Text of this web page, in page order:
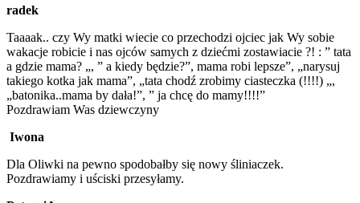
radek
Taaaak.. czy Wy matki wiecie co przechodzi ojciec jak Wy sobie
wakacje robicie i nas ojców samych z dziećmi zostawiacie ?! : ” tata
a gdzie mama? „, ” a kiedy będzie?”, mama robi lepsze”, „narysuj
takiego kotka jak mama”, „tata chodź zrobimy ciasteczka (!!!!) „,
„batonika..mama by dała!”, ” ja chcę do mamy!!!!”
Pozdrawiam Was dziewczyny
Iwona
Dla Oliwki na pewno spodobałby się nowy śliniaczek.
Pozdrawiamy i uściski przesyłamy.